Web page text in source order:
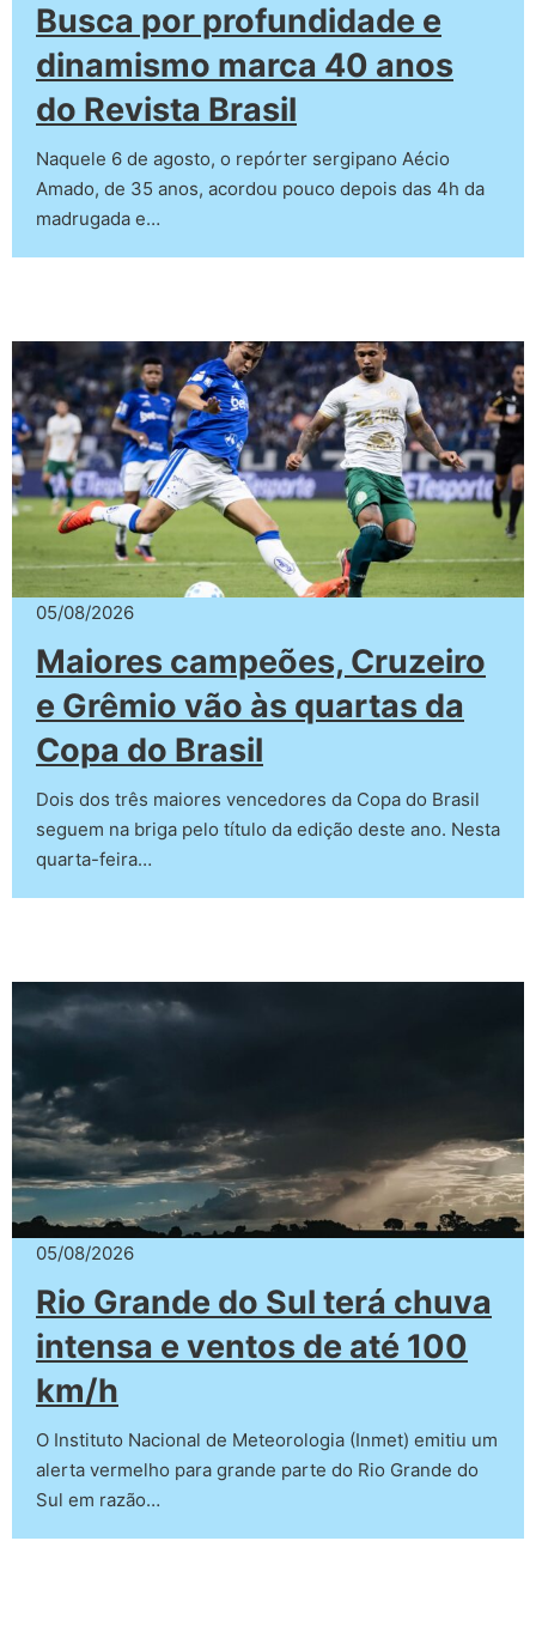
Busca por profundidade e
dinamismo marca 40 anos
do Revista Brasil
Naquele 6 de agosto, o repórter sergipano Aécio
Amado, de 35 anos, acordou pouco depois das 4h da
madrugada e…
05/08/2026
Maiores campeões, Cruzeiro
e Grêmio vão às quartas da
Copa do Brasil
Dois dos três maiores vencedores da Copa do Brasil
seguem na briga pelo título da edição deste ano. Nesta
quarta-feira…
05/08/2026
Rio Grande do Sul terá chuva
intensa e ventos de até 100
km/h
O Instituto Nacional de Meteorologia (Inmet) emitiu um
alerta vermelho para grande parte do Rio Grande do
Sul em razão…